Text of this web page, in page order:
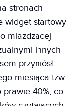
stronach
widget startowy
miażdżącej
innych
przyniósł
miesiąca tzw.
prawie 40%, co